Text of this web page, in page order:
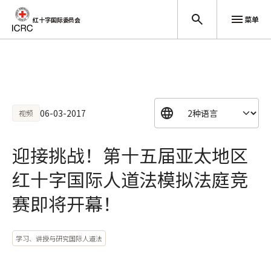
红十字国际委员会 菜单
视频 06-03-2017
迎接挑战！第十五届亚太地区
红十字国际人道法模拟法庭竞
赛即将开幕！
学习、讲授与研究国际人道法